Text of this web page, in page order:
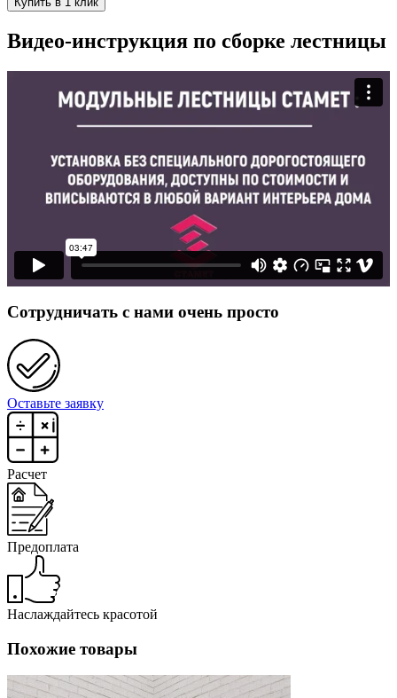
Видео-инструкция по сборке лестницы
Сотрудничать с нами очень просто
Оставьте заявку
Расчет
Предоплата
Наслаждайтесь красотой
Похожие товары